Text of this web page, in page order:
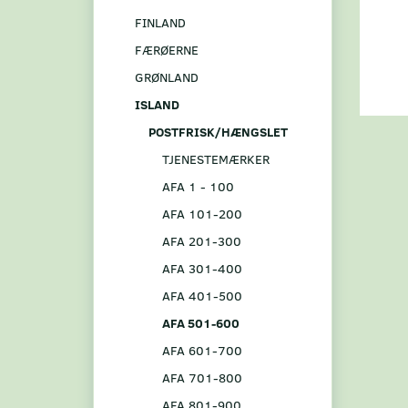
FINLAND
FÆRØERNE
GRØNLAND
ISLAND
POSTFRISK/HÆNGSLET
TJENESTEMÆRKER
AFA 1 - 100
AFA 101-200
AFA 201-300
AFA 301-400
AFA 401-500
AFA 501-600
AFA 601-700
AFA 701-800